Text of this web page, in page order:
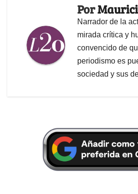
Por
Narrador de la
mirada crítica y
convencido de
periodismo es
sociedad y sus